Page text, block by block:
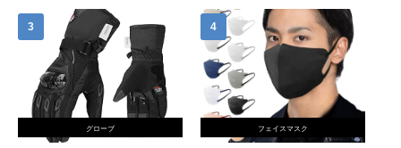
グローブ フェイスマスク